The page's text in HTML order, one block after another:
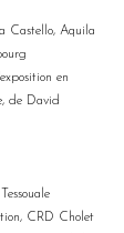
Castello, Aquila
en
de David
CRD Cholet